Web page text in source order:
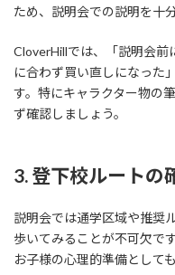
ため、説明会での説明を十
CloverHillでは、「説明会前
に合わず買い直しになった
す。特にキャラクター物の
ず確認しましょう。
3. 登下校ルートの
説明会では通学区域や推奨
歩いてみることが不可欠で
お子様の心理的準備として